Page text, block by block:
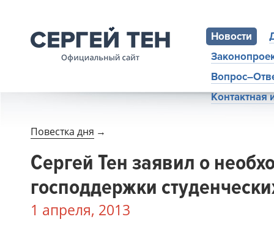
Новости
Повестка дня →
Сергей Тен заявил о
господдержки
1 апреля, 2013